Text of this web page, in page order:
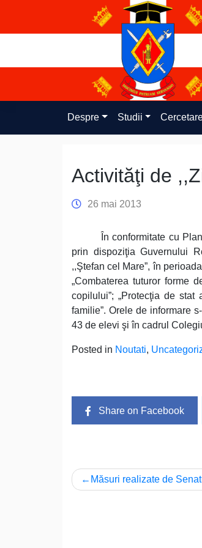
content
Despre Studii
Activităţi de
26 mai 2013
În conformitate cu
prin dispoziţia Guvernului
,,Ştefan cel Mare”, în
„Combaterea tuturor forme
copilului”; „Protecţia de
familie”. Orele de informare
43 de elevi şi în cadrul
Posted in Noutati,
Share on Facebook
Navigare
Măsuri realizate de